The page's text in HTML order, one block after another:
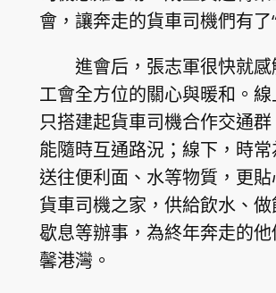
會，讓奔走的貨車司機們有了“
進會后，張志軍很快就
工會全方位的關心與暖和。
只搭建起貨車司機合作交通
能隨時互通路況；線下，時
送往便利面、水等物質，更
貨車司機之家，供給飲水、做
歇息等辦事，為終年奔走的
馨港灣。